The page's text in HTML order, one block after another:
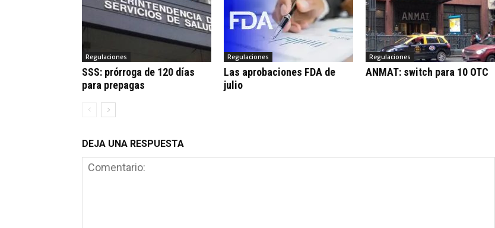
Regulaciones
SSS: prórroga de 120 días
para prepagas
Regulaciones
Las aprobaciones FDA de
julio
Regulaciones
ANMAT: switch para 10 OTC
DEJA UNA RESPUESTA